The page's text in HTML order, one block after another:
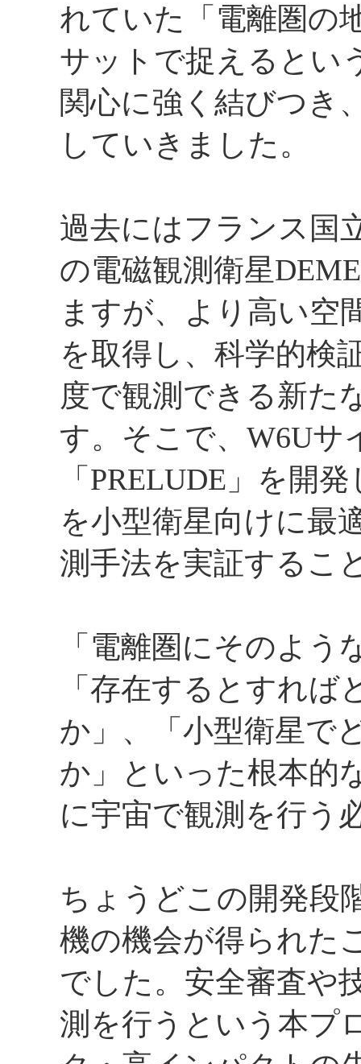
れていた「電離圏の
サットで捉えるとい
関心に強く結びつき
していきました。
過去にはフランス国
の電磁観測衛星
ますが、より高い空
を取得し、科学的検
度で観測できる新た
す。そこで、W6Uサ
「PRELUDE」を開
を小型衛星向けに最
測手法を実証するこ
「電離圏にそのよ
「存在するとすれ
か」、「小型衛星で
か」といった根本的
に宇宙で観測を行う
ちょうどこの開発段
機の機会が得られた
でした。安全審査や
測を行うという本プ